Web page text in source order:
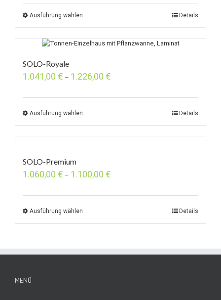
Ausführung wählen Details
SOLO-Royale
1.041,00 € – 1.226,00 €
Ausführung wählen Details
SOLO-Premium
1.060,00 € – 1.100,00 €
Ausführung wählen Details
MENÜ